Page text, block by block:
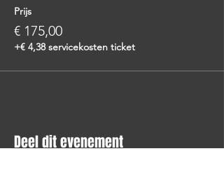
Prijs
€ 175,00
+€ 4,38 servicekosten ticket
Deel dit evenement